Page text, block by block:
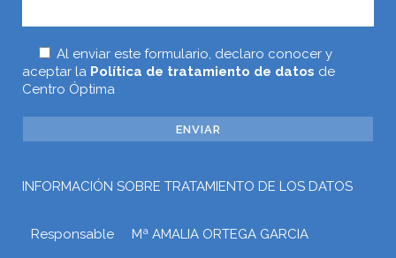
Al enviar este formulario, declaro conocer y
aceptar la Política de tratamiento de datos de
Centro Óptima
INFORMACIÓN SOBRE TRATAMIENTO DE LOS DATOS
Responsable Mª AMALIA ORTEGA GARCIA